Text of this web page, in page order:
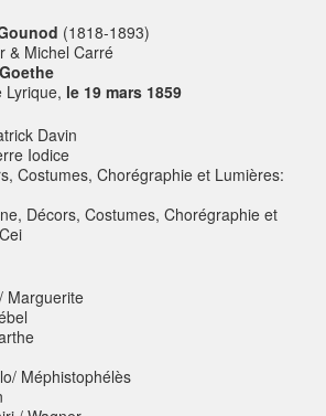
(1818-1893)
& Michel Carré
Goethe
Lyrique, le 19 mars 1859
Davin
Iodice
Costumes, Chorégraphie et Lumières:
Décors, Costumes, Chorégraphie et
Marguerite
Méphistophélès